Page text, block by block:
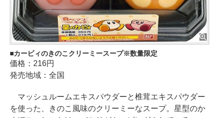
カービィのきのこクリーミースープ※数量限定
価格：216円
発売地域：全国
マッシュルームエキスパウダーと椎茸エキスパウダー
を使った、きのこ風味のクリーミーなスープ。星型のか